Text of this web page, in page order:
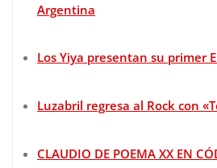
Argentina
Los Yiya presentan su primer
Luzabril regresa al Rock con
CLAUDIO DE POEMA XX EN